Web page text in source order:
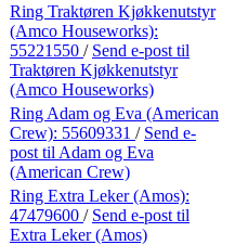
Ring Traktøren Kjøkkenutstyr
(Amco Houseworks):
55221550 / Send e-post til
Traktøren Kjøkkenutstyr
(Amco Houseworks)
Ring Adam og Eva (American
Crew): 55609331 / Send e-
post til Adam og Eva
(American Crew)
Ring Extra Leker (Amos):
47479600 / Send e-post til
Extra Leker (Amos)